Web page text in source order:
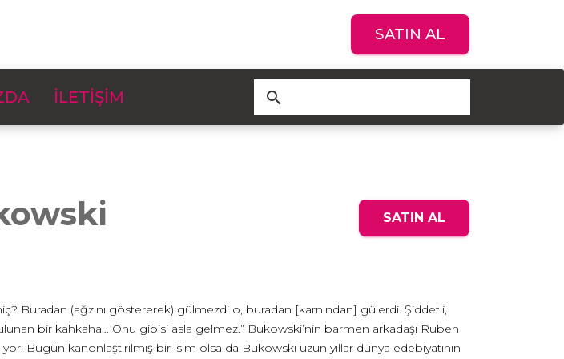
SATIN AL
İLETİŞİM search
SATIN AL
Buradan (ağzını göstererek) gülmezdi o, buradan [karnından] gülerdi. Şiddetli,
bir kahkaha… Onu gibisi asla gelmez.” Bukowski’nin barmen arkadaşı Ruben
Bugün kanonlaştırılmış bir isim olsa da Bukowski uzun yıllar dünya edebiyatının